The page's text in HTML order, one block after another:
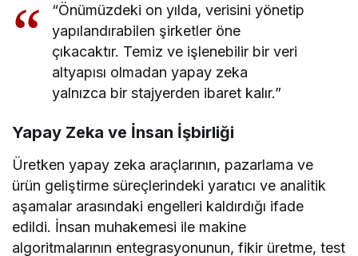
“Önümüzdeki on yılda, verisini yönetip
yapılandırabilen şirketler öne
çıkacaktır. Temiz ve işlenebilir bir veri
altyapısı olmadan yapay zeka
yalnızca bir stajyerden ibaret kalır.”
Yapay Zeka ve İnsan İşbirliği
Üretken yapay zeka araçlarının, pazarlama ve
ürün geliştirme süreçlerindeki yaratıcı ve analitik
aşamalar arasındaki engelleri kaldırdığı ifade
edildi. İnsan muhakemesi ile makine
algoritmalarının entegrasyonunun, fikir üretme, test